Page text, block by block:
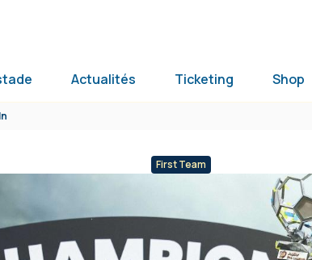
Actualités Ticketing Shop
First Team